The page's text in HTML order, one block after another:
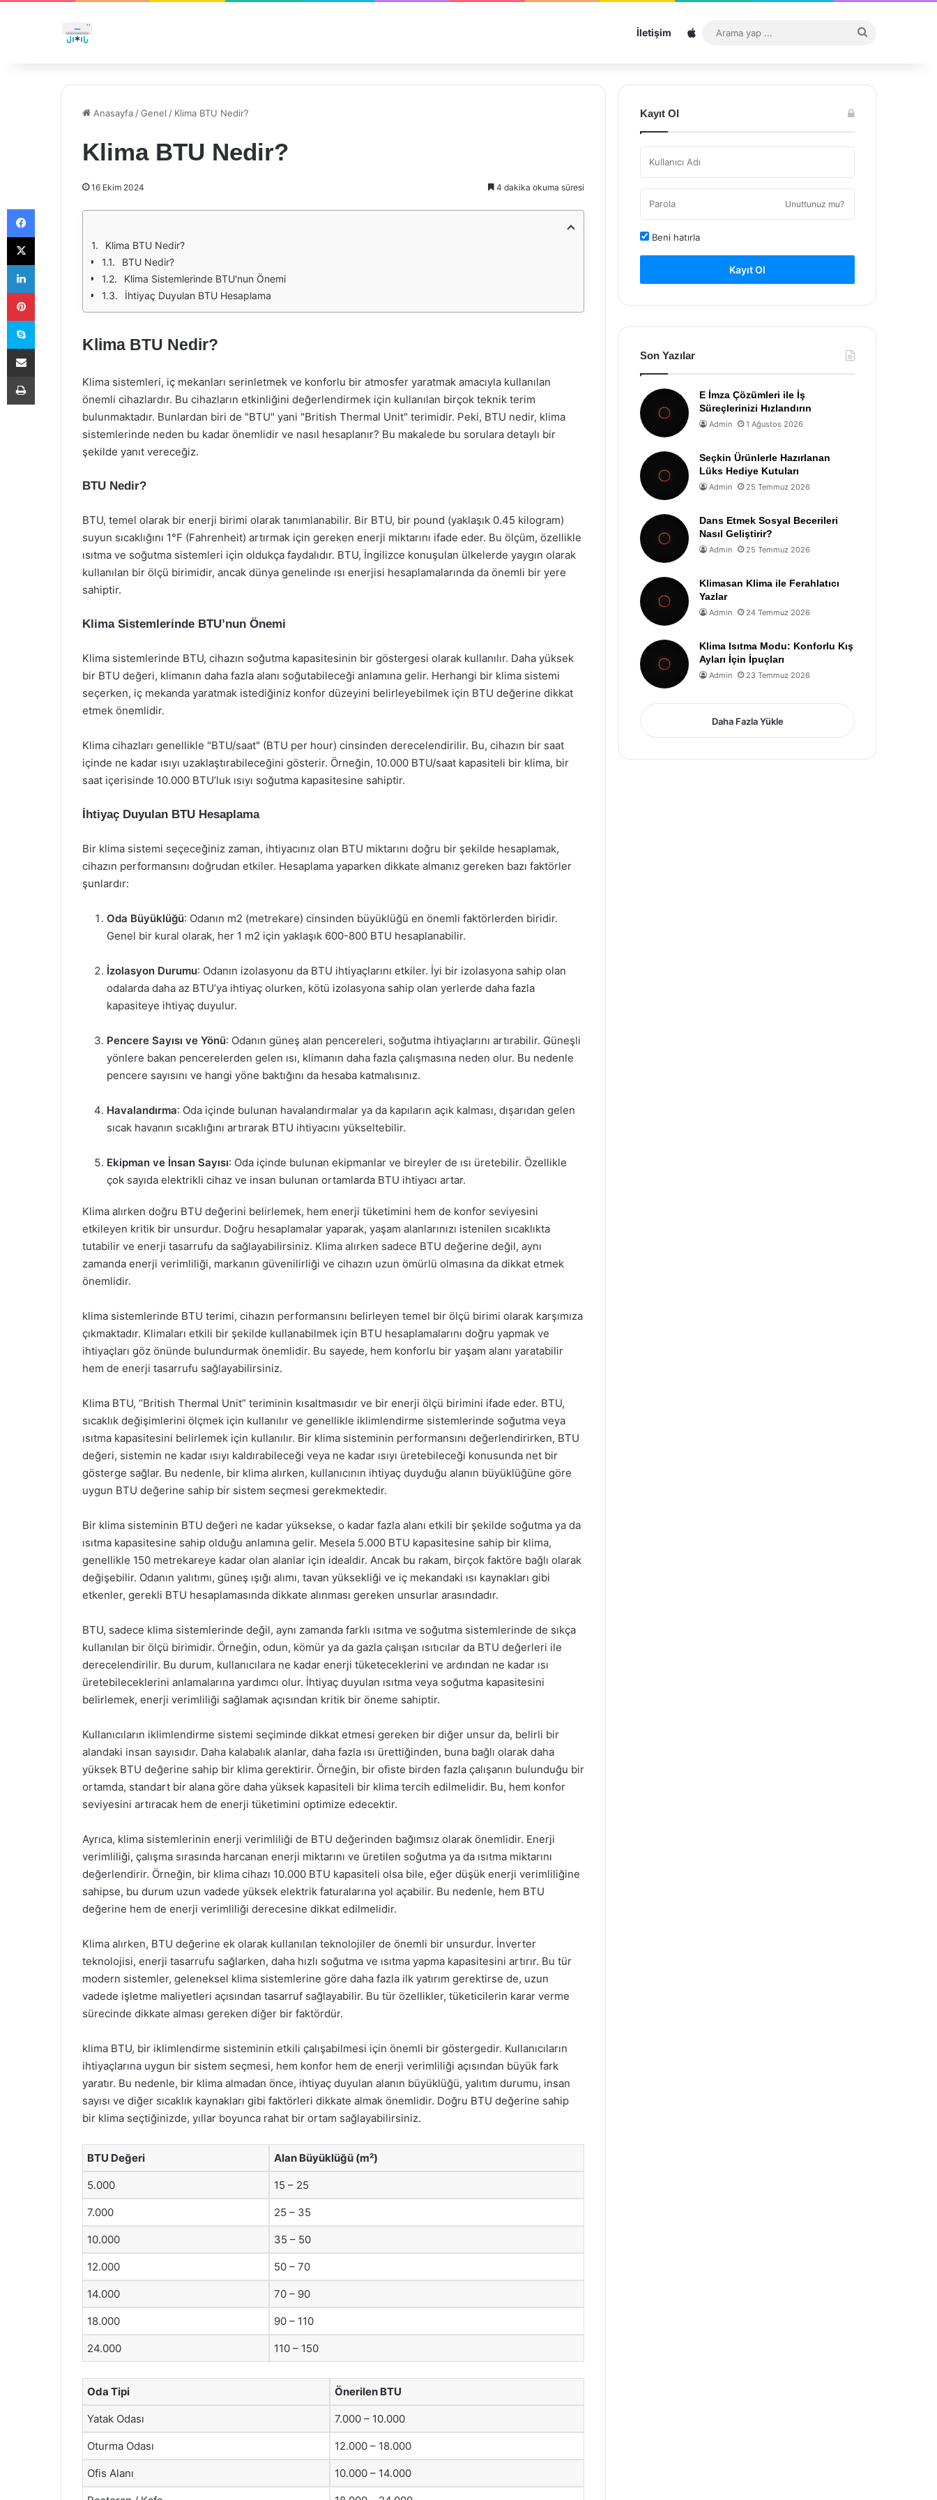
İletişim Sitemap
...
Anasayfa /Genel / Klima BTU Nedir?
Klima BTU Nedir?
16 Ekim 2024 4 dakika okuma süresi
Klima BTU Nedir?
BTU Nedir?
Klima Sistemlerinde BTU'nun Önemi
İhtiyaç Duyulan BTU Hesaplama
Klima BTU Nedir?
Klima sistemleri, iç mekanları serinletmek ve konforlu bir atmosfer yaratmak amacıyla kullanılan
önemli cihazlardır. Bu cihazların etkinliğini değerlendirmek için kullanılan birçok teknik terim
bulunmaktadır. Bunlardan biri de "BTU" yani "British Thermal Unit" terimidir. Peki, BTU nedir, klima
sistemlerinde neden bu kadar önemlidir ve nasıl hesaplanır? Bu makalede bu sorulara detaylı bir
şekilde yanıt vereceğiz.
BTU Nedir?
BTU, temel olarak bir enerji birimi olarak tanımlanabilir. Bir BTU, bir pound (yaklaşık 0.45 kilogram)
suyun sıcaklığını 1°F (Fahrenheit) artırmak için gereken enerji miktarını ifade eder. Bu ölçüm, özellikle
ısıtma ve soğutma sistemleri için oldukça faydalıdır. BTU, İngilizce konuşulan ülkelerde yaygın olarak
kullanılan bir ölçü birimidir, ancak dünya genelinde ısı enerjisi hesaplamalarında da önemli bir yere
sahiptir.
Klima Sistemlerinde BTU’nun Önemi
Klima sistemlerinde BTU, cihazın soğutma kapasitesinin bir göstergesi olarak kullanılır. Daha yüksek
bir BTU değeri, klimanın daha fazla alanı soğutabileceği anlamına gelir. Herhangi bir klima sistemi
seçerken, iç mekanda yaratmak istediğiniz konfor düzeyini belirleyebilmek için BTU değerine dikkat
etmek önemlidir.
Klima cihazları genellikle "BTU/saat" (BTU per hour) cinsinden derecelendirilir. Bu, cihazın bir saat
içinde ne kadar ısıyı uzaklaştırabileceğini gösterir. Örneğin, 10.000 BTU/saat kapasiteli bir klima, bir
saat içerisinde 10.000 BTU’luk ısıyı soğutma kapasitesine sahiptir.
İhtiyaç Duyulan BTU Hesaplama
Bir klima sistemi seçeceğiniz zaman, ihtiyacınız olan BTU miktarını doğru bir şekilde hesaplamak,
cihazın performansını doğrudan etkiler. Hesaplama yaparken dikkate almanız gereken bazı faktörler
şunlardır:
Oda Büyüklüğü: Odanın m2 (metrekare) cinsinden büyüklüğü en önemli faktörlerden biridir.
Genel bir kural olarak, her 1 m2 için yaklaşık 600-800 BTU hesaplanabilir.
İzolasyon Durumu: Odanın izolasyonu da BTU ihtiyaçlarını etkiler. İyi bir izolasyona sahip olan
odalarda daha az BTU’ya ihtiyaç olurken, kötü izolasyona sahip olan yerlerde daha fazla
kapasiteye ihtiyaç duyulur.
Pencere Sayısı ve Yönü: Odanın güneş alan pencereleri, soğutma ihtiyaçlarını artırabilir. Güneşli
yönlere bakan pencerelerden gelen ısı, klimanın daha fazla çalışmasına neden olur. Bu nedenle
pencere sayısını ve hangi yöne baktığını da hesaba katmalısınız.
Havalandırma: Oda içinde bulunan havalandırmalar ya da kapıların açık kalması, dışarıdan gelen
sıcak havanın sıcaklığını artırarak BTU ihtiyacını yükseltebilir.
Ekipman ve İnsan Sayısı: Oda içinde bulunan ekipmanlar ve bireyler de ısı üretebilir. Özellikle
çok sayıda elektrikli cihaz ve insan bulunan ortamlarda BTU ihtiyacı artar.
Klima alırken doğru BTU değerini belirlemek, hem enerji tüketimini hem de konfor seviyesini
etkileyen kritik bir unsurdur. Doğru hesaplamalar yaparak, yaşam alanlarınızı istenilen sıcaklıkta
tutabilir ve enerji tasarrufu da sağlayabilirsiniz. Klima alırken sadece BTU değerine değil, aynı
zamanda enerji verimliliği, markanın güvenilirliği ve cihazın uzun ömürlü olmasına da dikkat etmek
önemlidir.
klima sistemlerinde BTU terimi, cihazın performansını belirleyen temel bir ölçü birimi olarak karşımıza
çıkmaktadır. Klimaları etkili bir şekilde kullanabilmek için BTU hesaplamalarını doğru yapmak ve
ihtiyaçları göz önünde bulundurmak önemlidir. Bu sayede, hem konforlu bir yaşam alanı yaratabilir
hem de enerji tasarrufu sağlayabilirsiniz.
Klima BTU, “British Thermal Unit” teriminin kısaltmasıdır ve bir enerji ölçü birimini ifade eder. BTU,
sıcaklık değişimlerini ölçmek için kullanılır ve genellikle iklimlendirme sistemlerinde soğutma veya
ısıtma kapasitesini belirlemek için kullanılır. Bir klima sisteminin performansını değerlendirirken, BTU
değeri, sistemin ne kadar ısıyı kaldırabileceği veya ne kadar ısıyı üretebileceği konusunda net bir
gösterge sağlar. Bu nedenle, bir klima alırken, kullanıcının ihtiyaç duyduğu alanın büyüklüğüne göre
uygun BTU değerine sahip bir sistem seçmesi gerekmektedir.
Bir klima sisteminin BTU değeri ne kadar yüksekse, o kadar fazla alanı etkili bir şekilde soğutma ya da
ısıtma kapasitesine sahip olduğu anlamına gelir. Mesela 5.000 BTU kapasitesine sahip bir klima,
genellikle 150 metrekareye kadar olan alanlar için idealdir. Ancak bu rakam, birçok faktöre bağlı olarak
değişebilir. Odanın yalıtımı, güneş ışığı alımı, tavan yüksekliği ve iç mekandaki ısı kaynakları gibi
etkenler, gerekli BTU hesaplamasında dikkate alınması gereken unsurlar arasındadır.
BTU, sadece klima sistemlerinde değil, aynı zamanda farklı ısıtma ve soğutma sistemlerinde de sıkça
kullanılan bir ölçü birimidir. Örneğin, odun, kömür ya da gazla çalışan ısıtıcılar da BTU değerleri ile
derecelendirilir. Bu durum, kullanıcılara ne kadar enerji tüketeceklerini ve ardından ne kadar ısı
üretebileceklerini anlamalarına yardımcı olur. İhtiyaç duyulan ısıtma veya soğutma kapasitesini
belirlemek, enerji verimliliği sağlamak açısından kritik bir öneme sahiptir.
Kullanıcıların iklimlendirme sistemi seçiminde dikkat etmesi gereken bir diğer unsur da, belirli bir
alandaki insan sayısıdır. Daha kalabalık alanlar, daha fazla ısı ürettiğinden, buna bağlı olarak daha
yüksek BTU değerine sahip bir klima gerektirir. Örneğin, bir ofiste birden fazla çalışanın bulunduğu bir
ortamda, standart bir alana göre daha yüksek kapasiteli bir klima tercih edilmelidir. Bu, hem konfor
seviyesini artıracak hem de enerji tüketimini optimize edecektir.
Ayrıca, klima sistemlerinin enerji verimliliği de BTU değerinden bağımsız olarak önemlidir. Enerji
verimliliği, çalışma sırasında harcanan enerji miktarını ve üretilen soğutma ya da ısıtma miktarını
değerlendirir. Örneğin, bir klima cihazı 10.000 BTU kapasiteli olsa bile, eğer düşük enerji verimliliğine
sahipse, bu durum uzun vadede yüksek elektrik faturalarına yol açabilir. Bu nedenle, hem BTU
değerine hem de enerji verimliliği derecesine dikkat edilmelidir.
Klima alırken, BTU değerine ek olarak kullanılan teknolojiler de önemli bir unsurdur. İnverter
teknolojisi, enerji tasarrufu sağlarken, daha hızlı soğutma ve ısıtma yapma kapasitesini artırır. Bu tür
modern sistemler, geleneksel klima sistemlerine göre daha fazla ilk yatırım gerektirse de, uzun
vadede işletme maliyetleri açısından tasarruf sağlayabilir. Bu tür özellikler, tüketicilerin karar verme
sürecinde dikkate alması gereken diğer bir faktördür.
klima BTU, bir iklimlendirme sisteminin etkili çalışabilmesi için önemli bir göstergedir. Kullanıcıların
ihtiyaçlarına uygun bir sistem seçmesi, hem konfor hem de enerji verimliliği açısından büyük fark
yaratır. Bu nedenle, bir klima almadan önce, ihtiyaç duyulan alanın büyüklüğü, yalıtım durumu, insan
sayısı ve diğer sıcaklık kaynakları gibi faktörleri dikkate almak önemlidir. Doğru BTU değerine sahip
bir klima seçtiğinizde, yıllar boyunca rahat bir ortam sağlayabilirsiniz.
BTU Değeri Alan Büyüklüğü (m²)
5.000 15 – 25
7.000 25 – 35
10.000 35 – 50
12.000 50 – 70
14.000 70 – 90
18.000 90 – 110
24.000 110 – 150
Oda Tipi Önerilen BTU
Yatak Odası 7.000 – 10.000
Oturma Odası 12.000 – 18.000
Ofis Alanı 10.000 – 14.000
Kayıt Ol
Unuttunuz mu?
Beni hatırla
Kayıt Ol
Son Yazılar
E İmza Çözümleri ile İş
Süreçlerinizi Hızlandırın
Admin 1 Ağustos 2026
Seçkin Ürünlerle Hazırlanan
Lüks Hediye Kutuları
Admin 25 Temmuz 2026
Dans Etmek Sosyal Becerileri
Nasıl Geliştirir?
Admin 25 Temmuz 2026
Klimasan Klima ile Ferahlatıcı
Yazlar
Admin 24 Temmuz 2026
Klima Isıtma Modu: Konforlu Kış
Ayları İçin İpuçları
Admin 23 Temmuz 2026
Daha Fazla Yükle
Facebook
X
LinkedIn
Pinterest
Skype
E-Posta ile paylaş